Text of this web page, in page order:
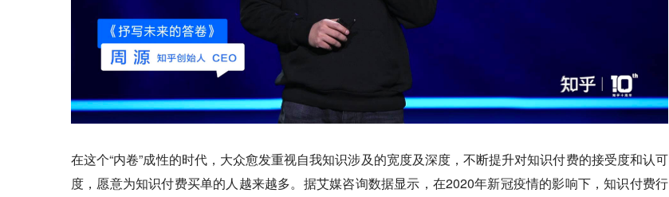
在这个“内卷”成性的时代，大众愈发重视自我知识涉及的宽度及深度，不断提升对知识付费的接受度和认可
度，愿意为知识付费买单的人越来越多。据艾媒咨询数据显示，在2020年新冠疫情的影响下，知识付费行